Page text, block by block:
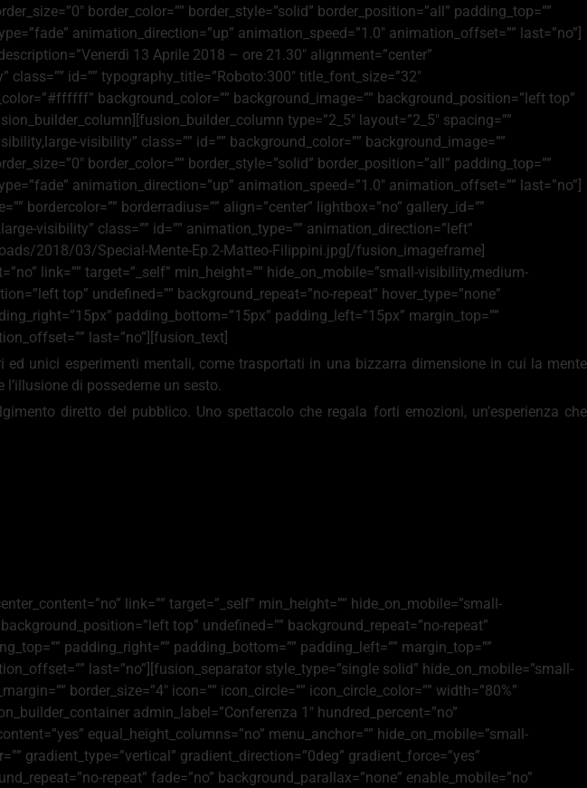
border_color=”” border_style=”solid” border_position=”all” padding_top=””
animation_direction=”up” animation_speed=”1.0″ animation_offset=”” last=”no”]
13 Aprile 2018 – ore 21.30″ alignment=”center”
id=”” typography_title=”Roboto:300″ title_font_size=”32″
background_color=”” background_image=”” background_position=”left top”
type=”2_5″ layout=”2_5″ spacing=””
visibility” class=”” id=”” background_color=”” background_image=””
border_color=”” border_style=”solid” border_position=”all” padding_top=””
animation_direction=”up” animation_speed=”1.0″ animation_offset=”” last=”no”]
bordercolor=”” borderradius=”” align=”center” lightbox=”no” gallery_id=””
visibility” class=”” id=”” animation_type=”” animation_direction=”left”
2018/03/Special-Mente-Ep.2-Matteo-Filippini.jpg[/fusion_imageframe]
link=”” target=”_self” min_height=”” hide_on_mobile=”small-visibility,medium-
top” undefined=”” background_repeat=”no-repeat” hover_type=”none”
padding_bottom=”15px” padding_left=”15px” margin_top=””
last=”no”][fusion_text]
unici esperimenti mentali, come trasportati in una bizzarra dimensione in cui la mente
di possederne un sesto.
diretto del pubblico. Uno spettacolo che regala forti emozioni, un’esperienza che
link=”” target=”_self” min_height=”” hide_on_mobile=”small-
top” undefined=”” background_repeat=”no-repeat”
padding_right=”” padding_bottom=”” padding_left=”” margin_top=””
last=”no”][fusion_separator style_type=”single solid” hide_on_mobile=”small-
border_size=”4″ icon=”” icon_circle=”” icon_circle_color=”” width=”80%”
admin_label=”Conferenza 1″ hundred_percent=”no”
equal_height_columns=”no” menu_anchor=”” hide_on_mobile=”small-
gradient_type=”vertical” gradient_direction=”0deg” gradient_force=”yes”
repeat” fade=”no” background_parallax=”none” enable_mobile=”no”